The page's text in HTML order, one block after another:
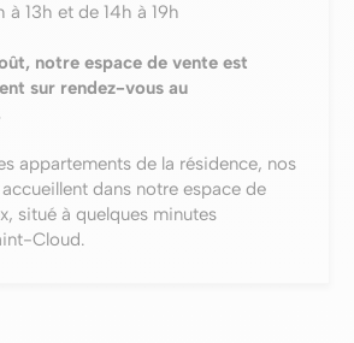
à 13h et de 14h à 19h
notre espace de vente est
sur rendez-vous au
appartements de la résidence, nos
dans notre espace de
situé à quelques minutes
Cloud.